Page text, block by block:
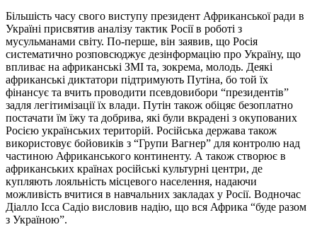
Більшість часу свого виступу президент Африканської ради в
Україні присвятив аналізу тактик Росії в роботі з
мусульманами світу. По-перше, він заявив, що Росія
систематично розповсюджує дезінформацію про Україну, що
впливає на африканські ЗМІ та, зокрема, молодь. Деякі
африканські диктатори підтримують Путіна, бо той їх
фінансує та вчить проводити псевдовибори “президентів”
задля легітимізації їх влади. Путін також обіцяє безоплатно
постачати їм їжу та добрива, які були вкрадені з окупованих
Росією українських територій. Російська держава також
використовує бойовиків з “Групи Вагнер” для контролю над
частиною Африканського континенту. А також створює в
африканських країнах російські культурні центри, де
купляють лояльність місцевого населення, надаючи
можливість вчитися в навчальних закладах у Росії. Водночас
Діалло Ісса Садіо висловив надію, що вся Африка “буде разом
з Україною”.